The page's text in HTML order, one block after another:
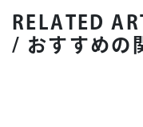
RELATED
/ おすすめの